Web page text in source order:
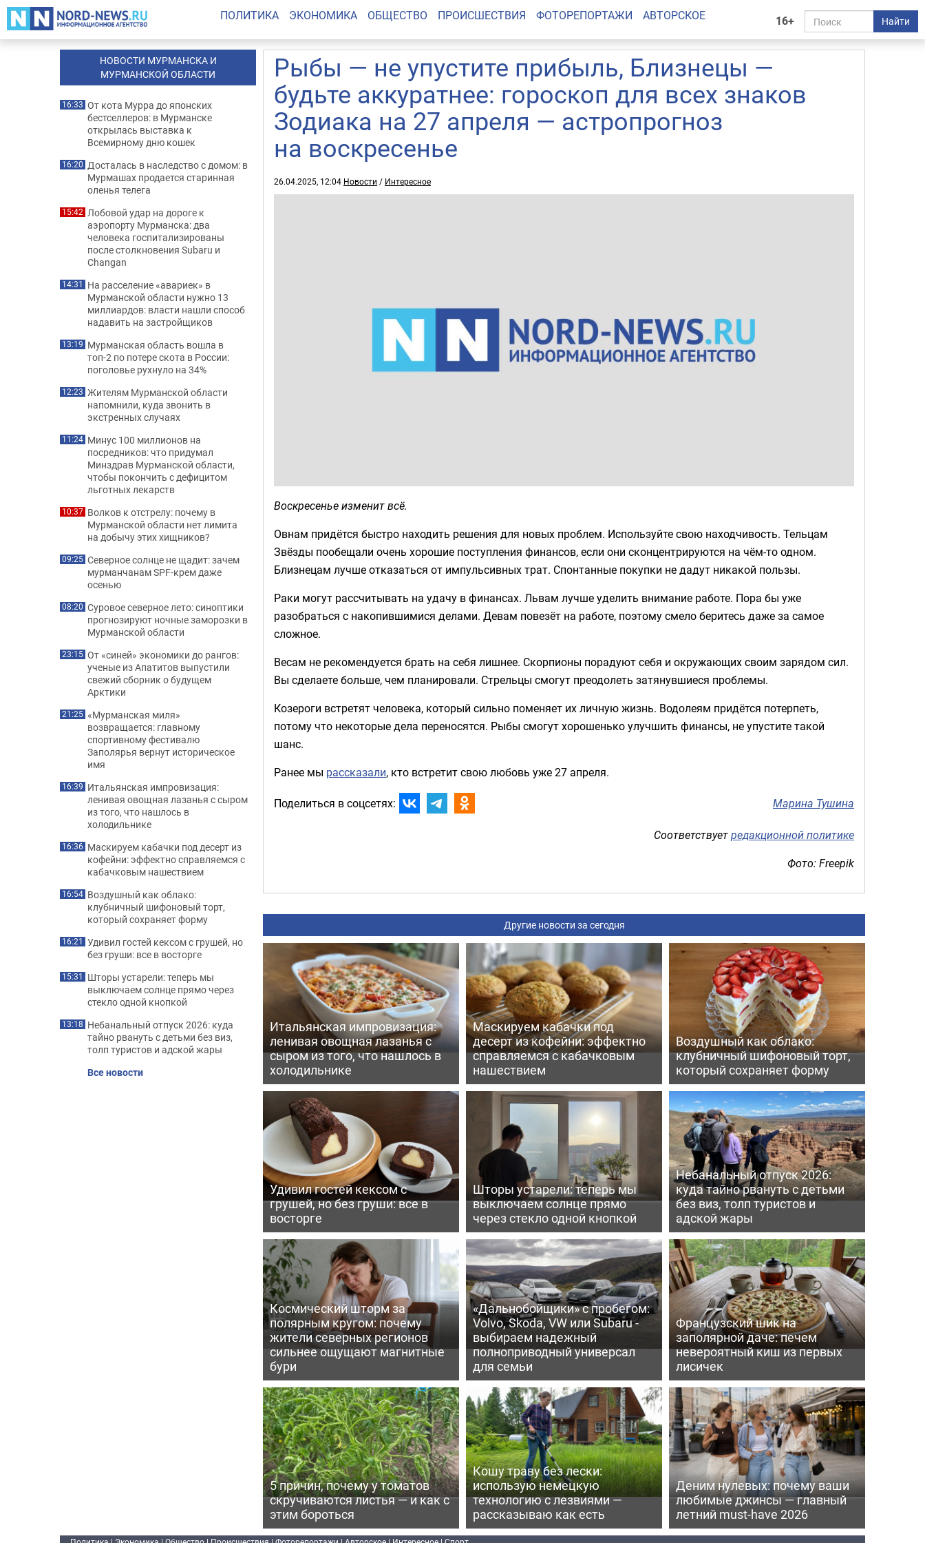
16+ Найти
ПОЛИТИКА ЭКОНОМИКА ОБЩЕСТВО ПРОИСШЕСТВИЯ ФОТОРЕПОРТАЖИ АВТОРСКОЕ
Рыбы — не упустите прибыль, Близнецы —
будьте аккуратнее: гороскоп для всех знаков
Зодиака на 27 апреля — астропрогноз
на воскресенье
26.04.2025, 12:04 Новости / Интересное
Воскресенье изменит всё.
Овнам придётся быстро находить решения для новых проблем. Используйте свою находчивость. Тельцам
Звёзды пообещали очень хорошие поступления финансов, если они сконцентрируются на чём-то одном.
Близнецам лучше отказаться от импульсивных трат. Спонтанные покупки не дадут никакой пользы.
Раки могут рассчитывать на удачу в финансах. Львам лучше уделить внимание работе. Пора бы уже
разобраться с накопившимися делами. Девам повезёт на работе, поэтому смело беритесь даже за самое
сложное.
Весам не рекомендуется брать на себя лишнее. Скорпионы порадуют себя и окружающих своим зарядом сил.
Вы сделаете больше, чем планировали. Стрельцы смогут преодолеть затянувшиеся проблемы.
Козероги встретят человека, который сильно поменяет их личную жизнь. Водолеям придётся потерпеть,
потому что некоторые дела переносятся. Рыбы смогут хорошенько улучшить финансы, не упустите такой
шанс.
Ранее мы рассказали, кто встретит свою любовь уже 27 апреля.
Поделиться в соцсетях: Марина Тушина
Соответствуетредакционной политике
Фото: Freepik
Другие новости за сегодня
Итальянская импровизация:
ленивая овощная лазанья с
сыром из того, что нашлось в
холодильнике
Маскируем кабачки под
десерт из кофейни: эффектно
справляемся с кабачковым
нашествием
Воздушный как облако:
клубничный шифоновый торт,
который сохраняет форму
Удивил гостей кексом с
грушей, но без груши: все в
восторге
Шторы устарели: теперь мы
выключаем солнце прямо
через стекло одной кнопкой
Небанальный отпуск 2026:
куда тайно рвануть с детьми
без виз, толп туристов и
адской жары
Космический шторм за
полярным кругом: почему
жители северных регионов
сильнее ощущают магнитные
бури
«Дальнобойщики» с пробегом:
Volvo, Skoda, VW или Subaru -
выбираем надежный
полноприводный универсал
для семьи
Французский шик на
заполярной даче: печем
невероятный киш из первых
лисичек
5 причин, почему у томатов
скручиваются листья — и как с
этим бороться
Кошу траву без лески:
использую немецкую
технологию с лезвиями —
рассказываю как есть
Деним нулевых: почему ваши
любимые джинсы — главный
летний must-have 2026
НОВОСТИ МУРМАНСКА И
МУРМАНСКОЙ ОБЛАСТИ
16:33 От кота Мурра до японских
бестселлеров: в Мурманске
открылась выставка к
Всемирному дню кошек
16:20 Досталась в наследство с домом: в
Мурмашах продается старинная
оленья телега
15:42 Лобовой удар на дороге к
аэропорту Мурманска: два
человека госпитализированы
после столкновения Subaru и
Changan
14:31 На расселение «авариек» в
Мурманской области нужно 13
миллиардов: власти нашли способ
надавить на застройщиков
13:19 Мурманская область вошла в
топ-2 по потере скота в России:
поголовье рухнуло на 34%
12:23 Жителям Мурманской области
напомнили, куда звонить в
экстренных случаях
11:24 Минус 100 миллионов на
посредников: что придумал
Минздрав Мурманской области,
чтобы покончить с дефицитом
льготных лекарств
10:37 Волков к отстрелу: почему в
Мурманской области нет лимита
на добычу этих хищников?
09:25 Северное солнце не щадит: зачем
мурманчанам SPF-крем даже
осенью
08:20 Суровое северное лето: синоптики
прогнозируют ночные заморозки в
Мурманской области
23:15 От «синей» экономики до рангов:
ученые из Апатитов выпустили
свежий сборник о будущем
Арктики
21:25 «Мурманская миля»
возвращается: главному
спортивному фестивалю
Заполярья вернут историческое
имя
16:39 Итальянская импровизация:
ленивая овощная лазанья с сыром
из того, что нашлось в
холодильнике
16:36 Маскируем кабачки под десерт из
кофейни: эффектно справляемся с
кабачковым нашествием
16:54 Воздушный как облако:
клубничный шифоновый торт,
который сохраняет форму
16:21 Удивил гостей кексом с грушей, но
без груши: все в восторге
15:31 Шторы устарели: теперь мы
выключаем солнце прямо через
стекло одной кнопкой
13:18 Небанальный отпуск 2026: куда
тайно рвануть с детьми без виз,
толп туристов и адской жары
Все новости